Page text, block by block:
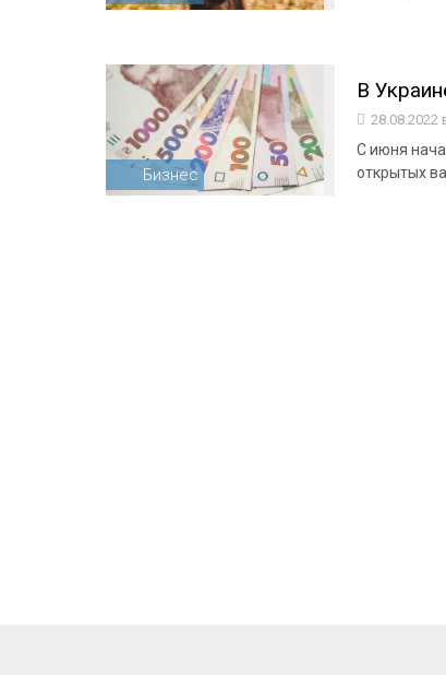
Бизнес
В
28.08.2022
С июня
открытых